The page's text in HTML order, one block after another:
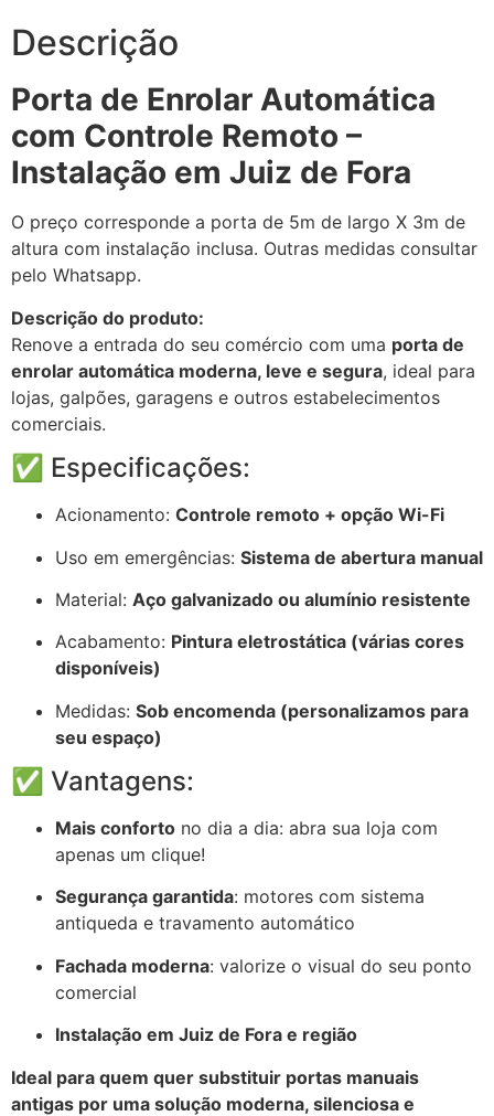
Descrição
Porta de Enrolar Automática
com Controle Remoto –
Instalação em Juiz de Fora
O preço corresponde a porta de 5m de largo X 3m de
altura com instalação inclusa. Outras medidas consultar
pelo Whatsapp.
Descrição do produto:
Renove a entrada do seu comércio com uma porta de
enrolar automática moderna, leve e segura, ideal para
lojas, galpões, garagens e outros estabelecimentos
comerciais.
✅ Especificações:
Acionamento: Controle remoto + opção Wi-Fi
Uso em emergências: Sistema de abertura manual
Material: Aço galvanizado ou alumínio resistente
Acabamento: Pintura eletrostática (várias cores
disponíveis)
Medidas: Sob encomenda (personalizamos para
seu espaço)
✅ Vantagens:
Mais conforto no dia a dia: abra sua loja com
apenas um clique!
Segurança garantida: motores com sistema
antiqueda e travamento automático
Fachada moderna: valorize o visual do seu ponto
comercial
Instalação em Juiz de Fora e região
Ideal para quem quer substituir portas manuais
antigas por uma solução moderna, silenciosa e